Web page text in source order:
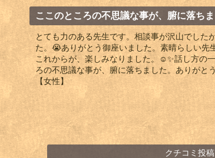
ここのところの不思議な事が、腑に落ち
とても力のある先生です。相談事が沢山でした
た。😭ありがとう御座いました。素晴らしい先
これからが、楽しみなりました。☺️✨話し方の
ろの不思議な事が、腑に落ちました。ありがと
【女性】
クチコミ投